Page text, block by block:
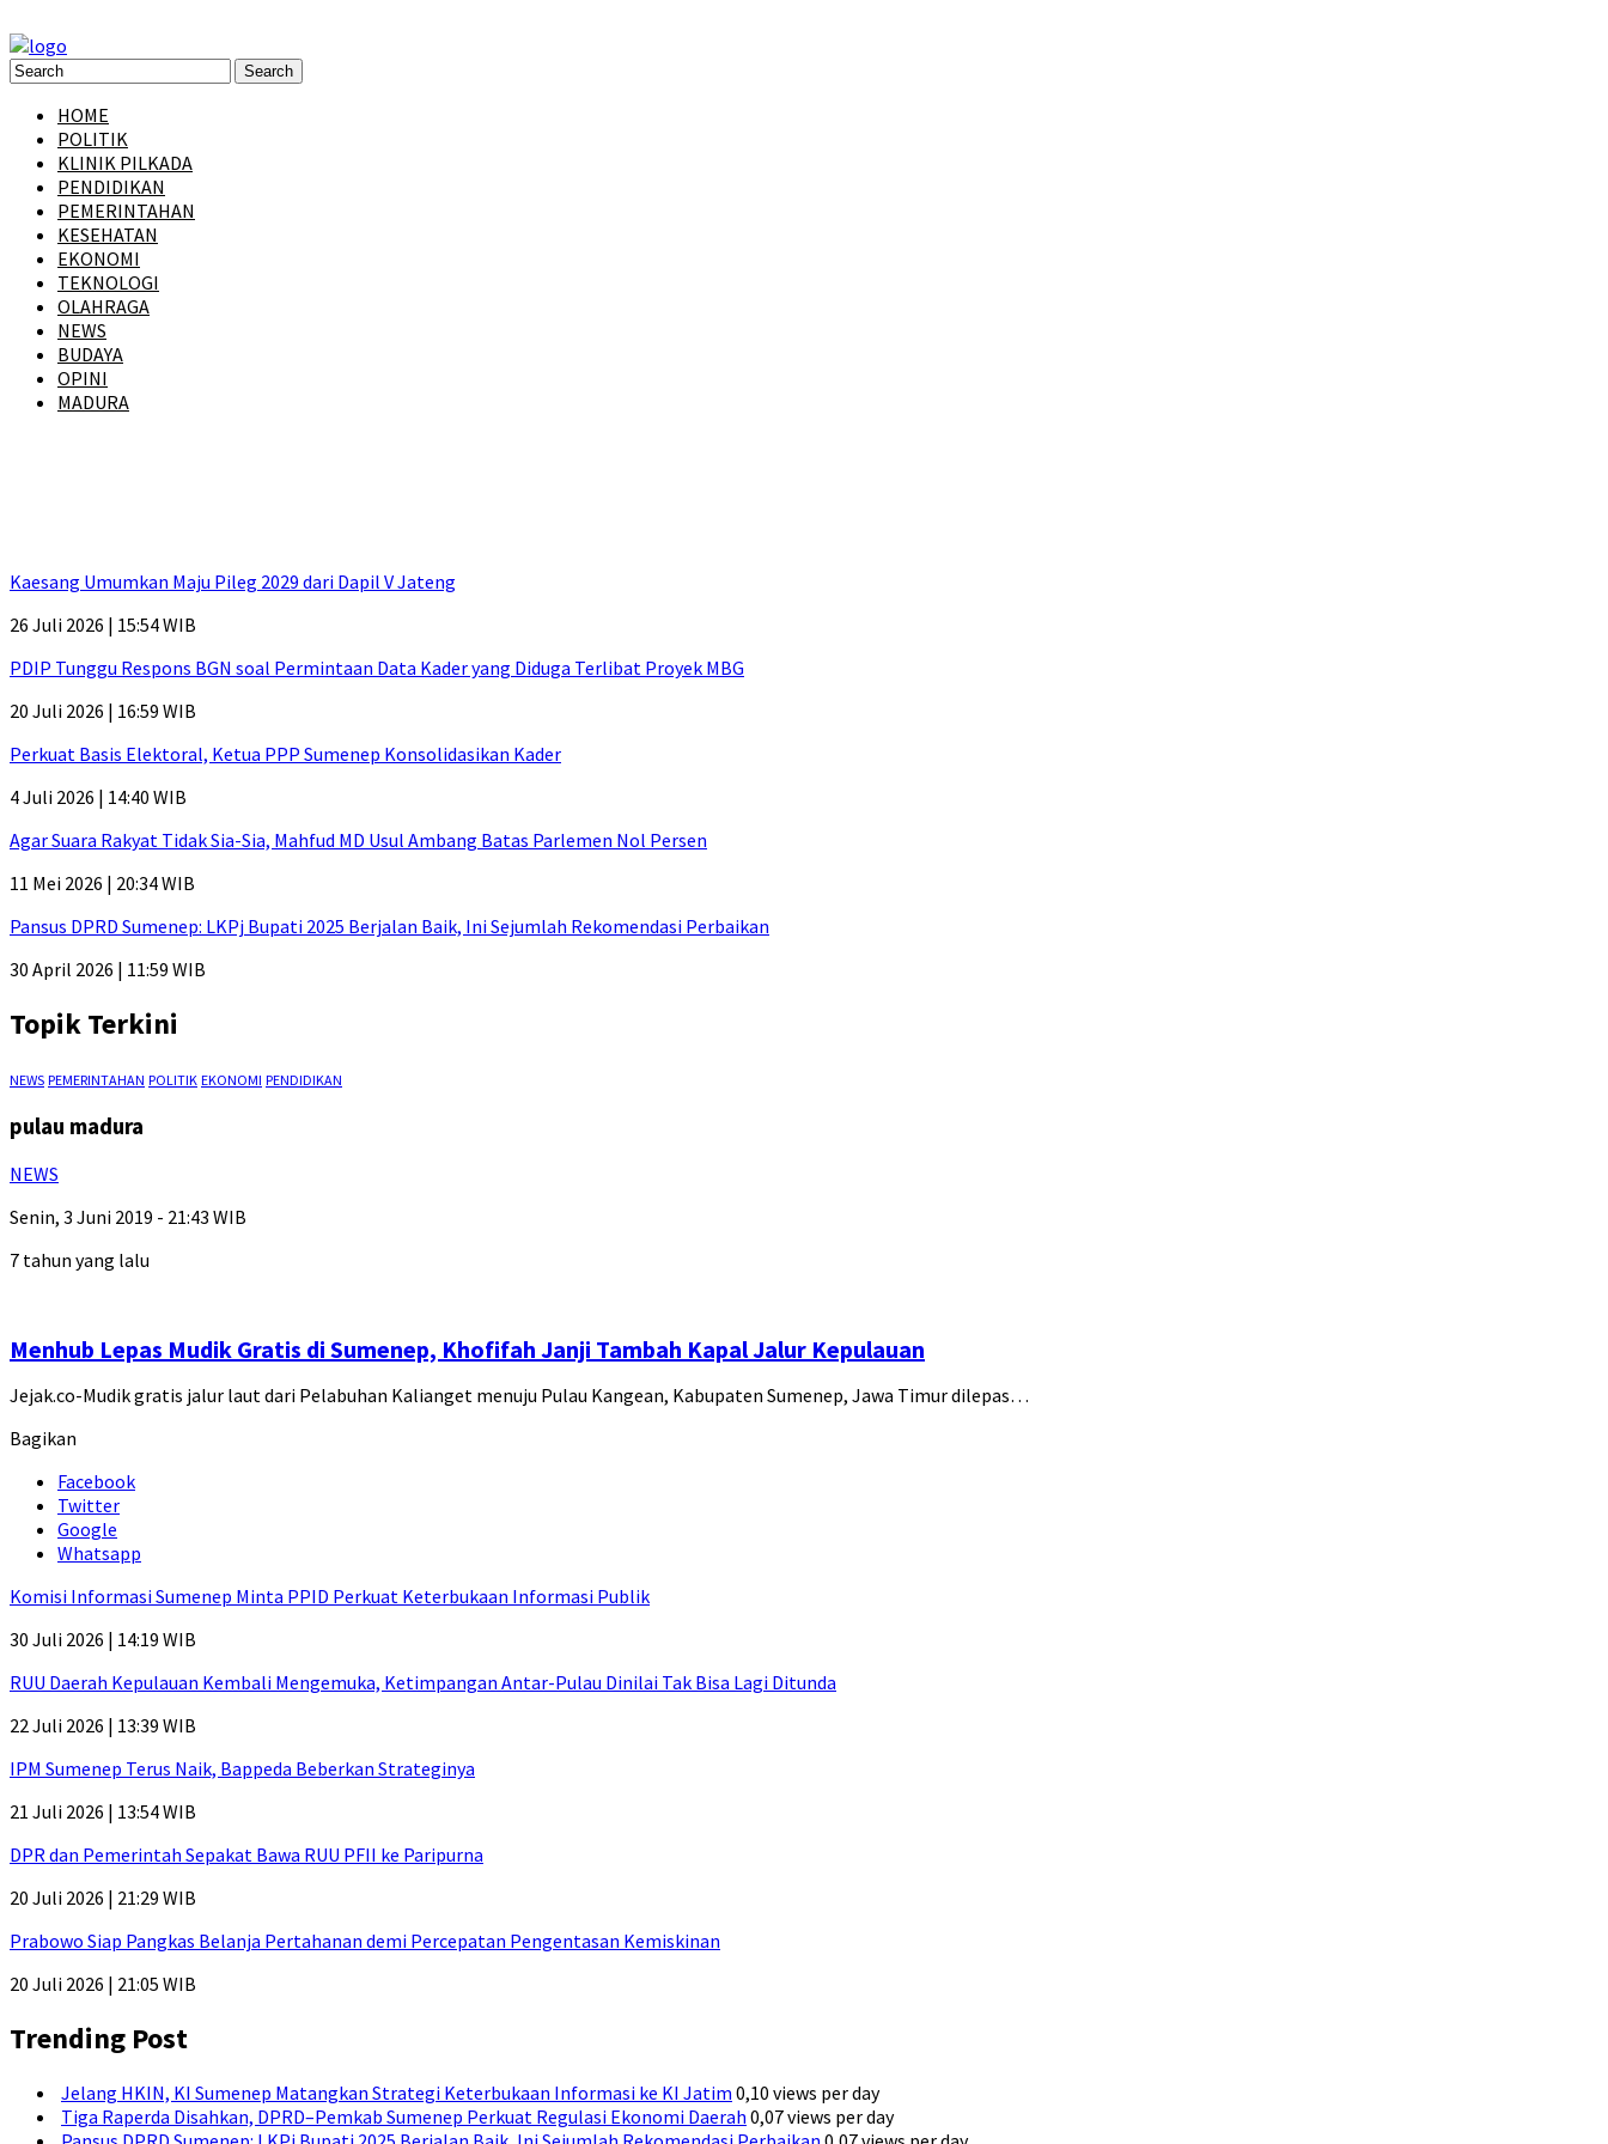
HOME
POLITIK
KLINIK PILKADA
PENDIDIKAN
PEMERINTAHAN
KESEHATAN
EKONOMI
TEKNOLOGI
OLAHRAGA
NEWS
BUDAYA
OPINI
MADURA
Kaesang Umumkan Maju Pileg 2029 dari Dapil V Jateng
26 Juli 2026 | 15:54 WIB
PDIP Tunggu Respons BGN soal Permintaan Data Kader yang Diduga Terlibat Proyek MBG
20 Juli 2026 | 16:59 WIB
Perkuat Basis Elektoral, Ketua PPP Sumenep Konsolidasikan Kader
4 Juli 2026 | 14:40 WIB
Agar Suara Rakyat Tidak Sia-Sia, Mahfud MD Usul Ambang Batas Parlemen Nol Persen
11 Mei 2026 | 20:34 WIB
Pansus DPRD Sumenep: LKPj Bupati 2025 Berjalan Baik, Ini Sejumlah Rekomendasi Perbaikan
30 April 2026 | 11:59 WIB
Topik Terkini
NEWS PEMERINTAHAN POLITIK EKONOMI PENDIDIKAN
pulau madura
NEWS
Senin, 3 Juni 2019 - 21:43 WIB
7 tahun yang lalu
Menhub Lepas Mudik Gratis di Sumenep, Khofifah Janji Tambah Kapal Jalur Kepulauan
Jejak.co-Mudik gratis jalur laut dari Pelabuhan Kalianget menuju Pulau Kangean, Kabupaten Sumenep, Jawa Timur dilepas…
Bagikan
Facebook
Twitter
Google
Whatsapp
Komisi Informasi Sumenep Minta PPID Perkuat Keterbukaan Informasi Publik
30 Juli 2026 | 14:19 WIB
RUU Daerah Kepulauan Kembali Mengemuka, Ketimpangan Antar-Pulau Dinilai Tak Bisa Lagi Ditunda
22 Juli 2026 | 13:39 WIB
IPM Sumenep Terus Naik, Bappeda Beberkan Strateginya
21 Juli 2026 | 13:54 WIB
DPR dan Pemerintah Sepakat Bawa RUU PFII ke Paripurna
20 Juli 2026 | 21:29 WIB
Prabowo Siap Pangkas Belanja Pertahanan demi Percepatan Pengentasan Kemiskinan
20 Juli 2026 | 21:05 WIB
Trending Post
Jelang HKIN, KI Sumenep Matangkan Strategi Keterbukaan Informasi ke KI Jatim 0,10 views per day
Tiga Raperda Disahkan, DPRD–Pemkab Sumenep Perkuat Regulasi Ekonomi Daerah 0,07 views per day